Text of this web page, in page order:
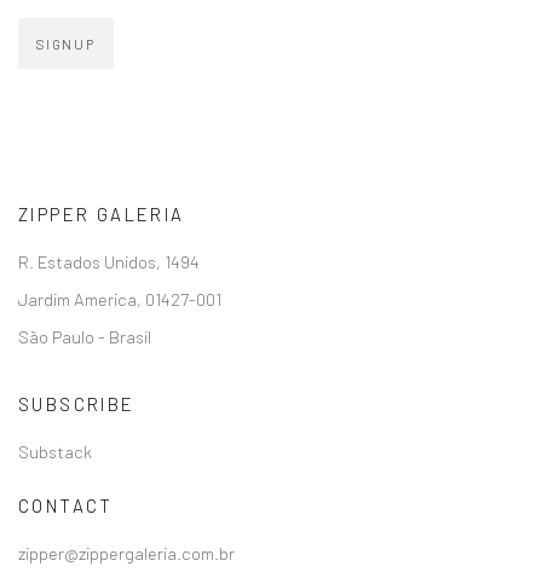
SIGNUP
ZIPPER GALERIA
R. Estados Unidos, 1494
Jardim America, 01427-001
São Paulo - Brasil
SUBSCRIBE
Substack
CONTACT
zipper@zippergaleria.com.br